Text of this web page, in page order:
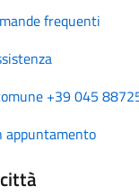
frequenti
+39 045
appuntamento